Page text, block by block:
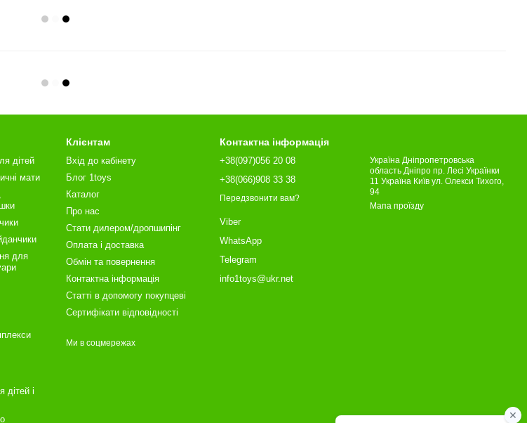
дітей
мати
для
дітей і
Клієнтам
Вхід до кабінету
Блог 1toys
Каталог
Про нас
Стати дилером/дропшипінг
Оплата і доставка
Обмін та повернення
Контактна інформація
Статті в допомогу покупцеві
Сертифікати відповідності
Ми в соцмережах
Контактна інформація
+38(097)056 20 08
+38(066)908 33 38
Передзвонити вам?
Viber
WhatsApp
Telegram
info1toys@ukr.net
Україна Дніпропетровська
область Дніпро пр. Лесі Українки
11 Україна Київ ул. Олекси Тихого,
94
Мапа проїзду